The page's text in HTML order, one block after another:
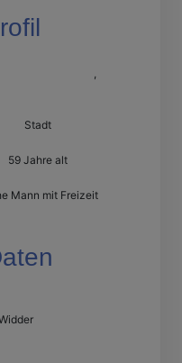
,
Stadt
59 Jahre alt
Mann mit Freizeit